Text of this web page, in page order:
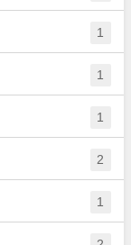
1
1
1
2
1